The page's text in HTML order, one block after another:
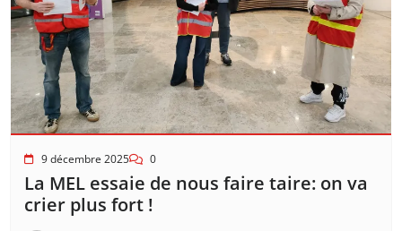
9 décembre 2025 0
La MEL essaie de nous faire taire: on va
crier plus fort !